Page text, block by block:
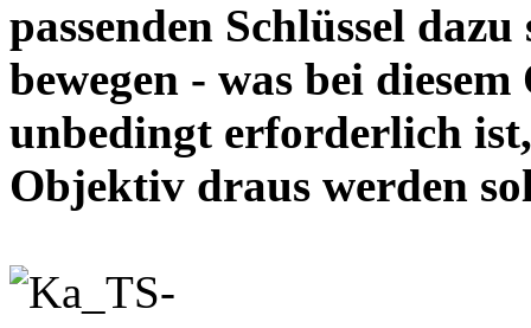
passenden Schlüssel
bewegen - was bei
unbedingt erforderlich
Objektiv draus